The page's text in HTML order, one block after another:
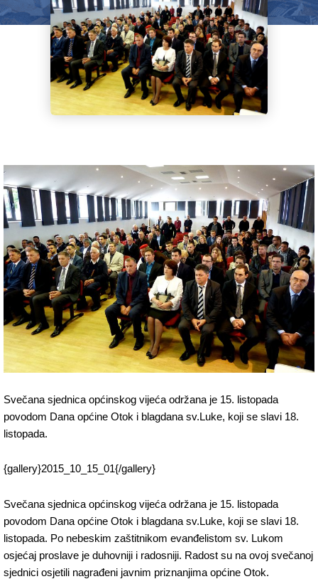
Svečana sjednica općinskog vijeća održana je 15. listopada
povodom Dana općine Otok i blagdana sv.Luke, koji se slavi 18.
listopada.
{gallery}2015_10_15_01{/gallery}
Svečana sjednica općinskog vijeća održana je 15. listopada
povodom Dana općine Otok i blagdana sv.Luke, koji se slavi 18.
listopada. Po nebeskim zaštitnikom evanđelistom sv. Lukom
osjećaj proslave je duhovniji i radosniji. Radost su na ovoj svečanoj
sjednici osjetili nagrađeni javnim priznanjima općine Otok.